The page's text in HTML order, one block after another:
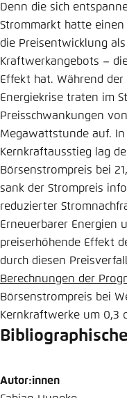
Denn die sich
Strommarkt hatte
die Preisentwicklung
Kraftwerkangebots –
Effekt hat. Während
Energiekrise traten im
Preisschwankungen
Megawattstunde auf.
Kernkraftausstieg lag
Börsenstrompreis bei
sank der Strompreis
reduzierter
Erneuerbarer Energien
preiserhöhende Effekt
durch diesen
Berechnungen der
Börsenstrompreis bei
Kernkraftwerke um 0,3
Autor:innen